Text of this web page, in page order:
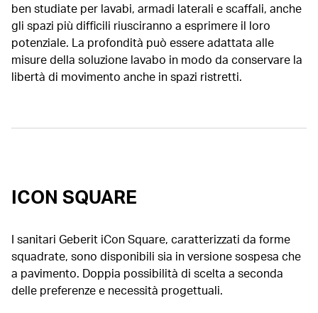
ben studiate per lavabi, armadi laterali e scaffali, anche
gli spazi più difficili riusciranno a esprimere il loro
potenziale. La profondità può essere adattata alle
misure della soluzione lavabo in modo da conservare la
libertà di movimento anche in spazi ristretti.
ICON SQUARE
I sanitari Geberit iCon Square, caratterizzati da forme
squadrate, sono disponibili sia in versione sospesa che
a pavimento. Doppia possibilità di scelta a seconda
delle preferenze e necessità progettuali.